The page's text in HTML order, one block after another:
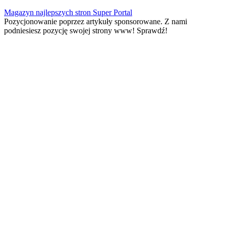
Skip
to
content
Magazyn najlepszych stron Super Portal
Pozycjonowanie poprzez artykuły sponsorowane. Z nami
podniesiesz pozycję swojej strony www! Sprawdź!